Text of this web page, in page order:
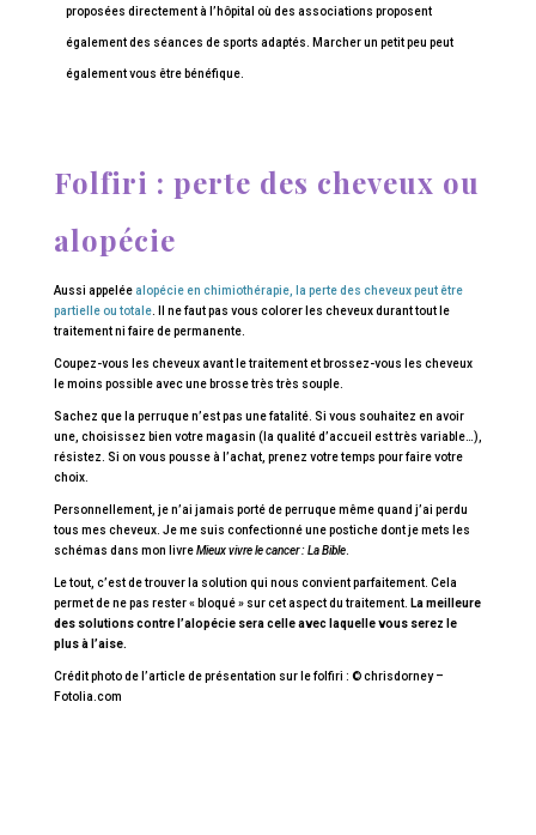
proposées directement à l’hôpital où des associations proposent
également des séances de sports adaptés. Marcher un petit peu peut
également vous être bénéfique.
Folfiri : perte des cheveux ou
alopécie
Aussi appelée alopécie en chimiothérapie, la perte des cheveux peut être
partielle ou totale. Il ne faut pas vous colorer les cheveux durant tout le
traitement ni faire de permanente.
Coupez-vous les cheveux avant le traitement et brossez-vous les cheveux
le moins possible avec une brosse très très souple.
Sachez que la perruque n’est pas une fatalité. Si vous souhaitez en avoir
une, choisissez bien votre magasin (la qualité d’accueil est très variable…),
résistez. Si on vous pousse à l’achat, prenez votre temps pour faire votre
choix.
Personnellement, je n’ai jamais porté de perruque même quand j’ai perdu
tous mes cheveux. Je me suis confectionné une postiche dont je mets les
schémas dans mon livreMieux vivre le cancer : La Bible.
Le tout, c’est de trouver la solution qui nous convient parfaitement. Cela
permet de ne pas rester « bloqué » sur cet aspect du traitement.
La meilleure
des solutions contre l’alopécie sera celle avec laquelle vous serez le
plus à l’aise.
Crédit photo de l’article de présentation sur le folfiri : © chrisdorney –
Fotolia.com